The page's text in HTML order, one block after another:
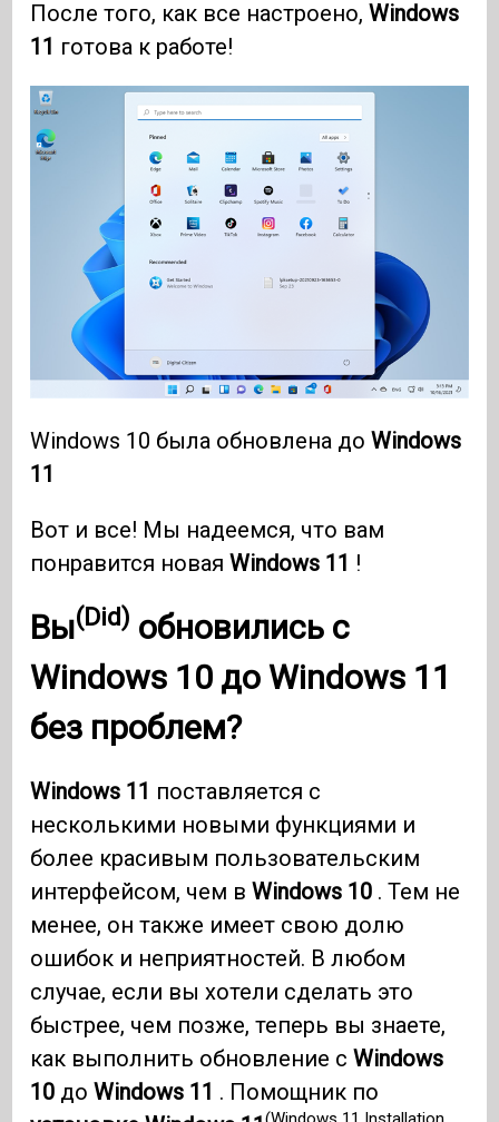
После того, как все настроено,Windows
11 готова к работе!
Windows 10 была обновлена ​​доWindows
11
Вот и все! Мы надеемся, что вам
понравится новаяWindows 11 !
Вы(Did) обновились с
Windows 10 доWindows 11
без проблем?
Windows 11 поставляется с
несколькими новыми функциями и
более красивым пользовательским
интерфейсом, чем вWindows 10 . Тем не
менее, он также имеет свою долю
ошибок и неприятностей. В любом
случае, если вы хотели сделать это
быстрее, чем позже, теперь вы знаете,
как выполнить обновление сWindows
10 доWindows 11 . Помощник по